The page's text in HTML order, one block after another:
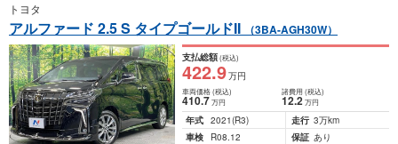
トヨタ
アルファード 2.5 S タイプゴールドII （3BA-AGH30W）
支払総額(税込)
422.9万円
車両価格(税込)
410.7万円
諸費用 (税込)
12.2 万円
年式 2021(R3) 走行 3万km
車検
R08.12 保証 あり